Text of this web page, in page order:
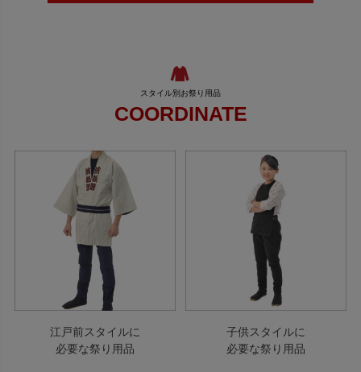
COORDINATE
江戸前スタイルに
必要な祭り用品
子供スタイルに
必要な祭り用品